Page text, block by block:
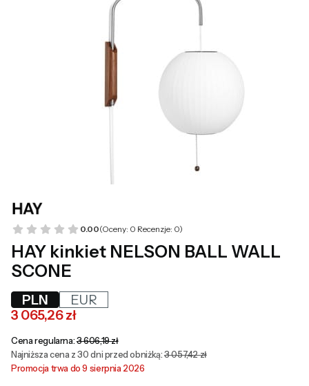
0.00(Oceny: 0 Recenzje: 0)
HAY kinkiet NELSON BALL WALL
SCONE
PLN
EUR
3 065,26 zł
Cena regularna:3 606,19 zł
Najniższa cena z 30 dni przed obniżką: 3 057,42 zł
Promocja trwa do 9 sierpnia 2026